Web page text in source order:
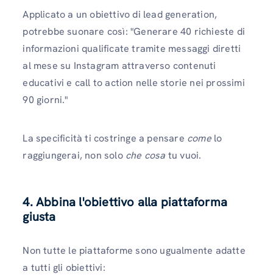
Applicato a un obiettivo di lead generation,
potrebbe suonare così: "Generare 40 richieste di
informazioni qualificate tramite messaggi diretti
al mese su Instagram attraverso contenuti
educativi e call to action nelle storie nei prossimi
90 giorni."
La specificità ti costringe a pensare comelo
raggiungerai, non solo che cosa tu vuoi.
4. Abbina l'obiettivo alla piattaforma
giusta
Non tutte le piattaforme sono ugualmente adatte
a tutti gli obiettivi: